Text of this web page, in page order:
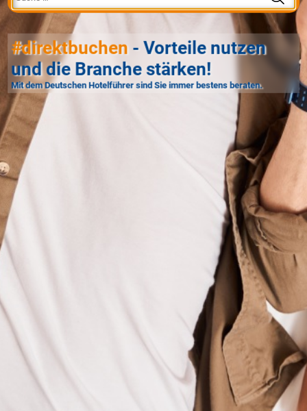
#direktbuchen - Vorteile nutzen
und die Branche stärken!
Mit dem Deutschen Hotelführer sind Sie immer bestens beraten.